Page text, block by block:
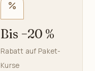
Bis −20 %
Rabatt auf Paket-
Kurse